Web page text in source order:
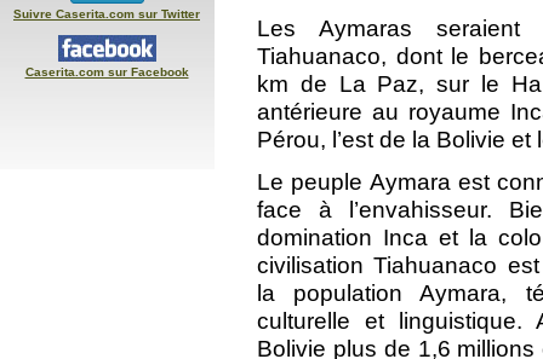
Suivre Caserita.com sur Twitter
Caserita.com sur Facebook
Les Aymaras
Tiahuanaco, dont le
km de La Paz, sur le
antérieure au royaume
Pérou, l’est de la Bolivie
Le peuple Aymara est
face à l’envahisseur.
domination Inca et la
civilisation Tiahuanaco
la population Aymara,
culturelle et linguistique.
Bolivie plus de 1,6